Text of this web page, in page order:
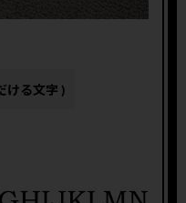
ける文字 )